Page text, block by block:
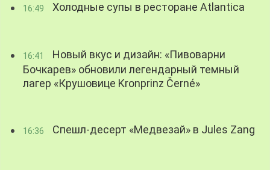
16:49 Холодные супы в ресторане Atlantica
16:41
Новый вкус и дизайн: «Пивоварни
Бочкарев» обновили легендарный темный
лагер «Крушовице Kronprinz Černé»
16:36 Спешл-десерт «Медвезай» в Jules Zang